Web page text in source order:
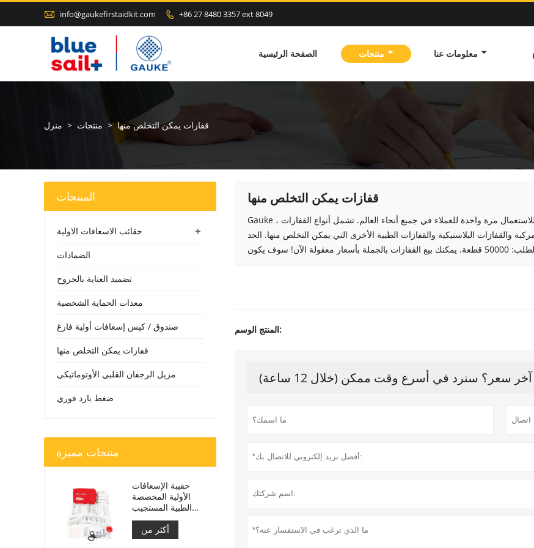
 info@gaukefirstaidkit.com  +86 27 8480 3357 ext 8049
الصفحة الرئيسية منتجات معلومات عنا
منزل > منتجات > قفازات يمكن التخلص منها
قفازات يمكن التخلص منها
Gauke ، صانع محترف للقفازات في الصين ، يوفر قفازات مخصصة للاستعمال مرة واحدة للعملاء في جميع أنحاء العالم. تشمل أنواع القفازات
والقفازات البلاستيكية والقفازات الطبية الأخرى التي يمكن التخلص منها. الحد
المنتج الوسم:
سعر؟ سنرد في أسرع وقت ممكن (خلال 12 ساعة)
المنتجات
+ حقائب الاسعافات الاولية
الضمادات
تضميد العناية بالجروح
معدات الحماية الشخصية
صندوق / كيس إسعافات أولية فارغ
قفازات يمكن التخلص منها
مزيل الرجفان القلبي الأوتوماتيكي
ضغط بارد فوري
منتجات مميزة
حقيبة الإسعافات
الأولية المخصصة
الطبية المستجيب
للسيارة
أكثر من